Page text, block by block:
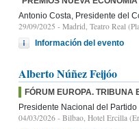
Antonio Costa, Presidente del
29/09/2025 - Madrid, Teatro Real
Información del evento
Alberto Núñez Feijóo
FÓRUM EUROPA. TRIBUNA
Presidente Nacional del
04/03/2026 - Bilbao, Hotel Ercilla